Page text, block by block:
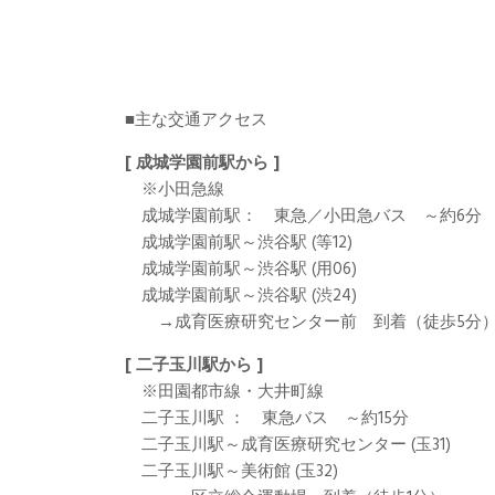
■主な交通アクセス
[ 成城学園前駅から ]
※小田急線
成城学園前駅： 東急／小田急バス ～約6分
成城学園前駅～渋谷駅 (等12)
成城学園前駅～渋谷駅 (用06)
成城学園前駅～渋谷駅 (渋24)
→成育医療研究センター前 到着（徒歩5分
[ 二子玉川駅から ]
※田園都市線・大井町線
二子玉川駅 ： 東急バス ～約15分
二子玉川駅～成育医療研究センター (玉31)
二子玉川駅～美術館 (玉32)